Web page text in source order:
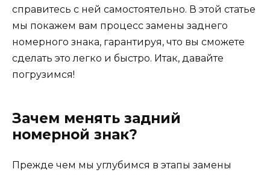
справитесь с ней самостоятельно. В этой статье
мы покажем вам процесс замены заднего
номерного знака, гарантируя, что вы сможете
сделать это легко и быстро. Итак, давайте
погрузимся!
Зачем менять задний
номерной знак?
Прежде чем мы углубимся в этапы замены